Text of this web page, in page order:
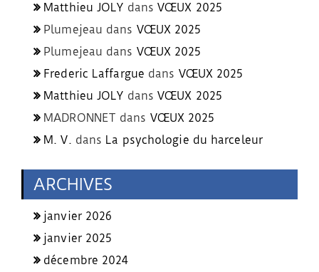
Matthieu JOLY dansVŒUX 2025
Plumejeau dans VŒUX 2025
Plumejeau dans VŒUX 2025
Frederic Laffargue dans VŒUX 2025
Matthieu JOLY dansVŒUX 2025
MADRONNET dans VŒUX 2025
M. V. dans La psychologie du harceleur
ARCHIVES
janvier 2026
janvier 2025
décembre 2024